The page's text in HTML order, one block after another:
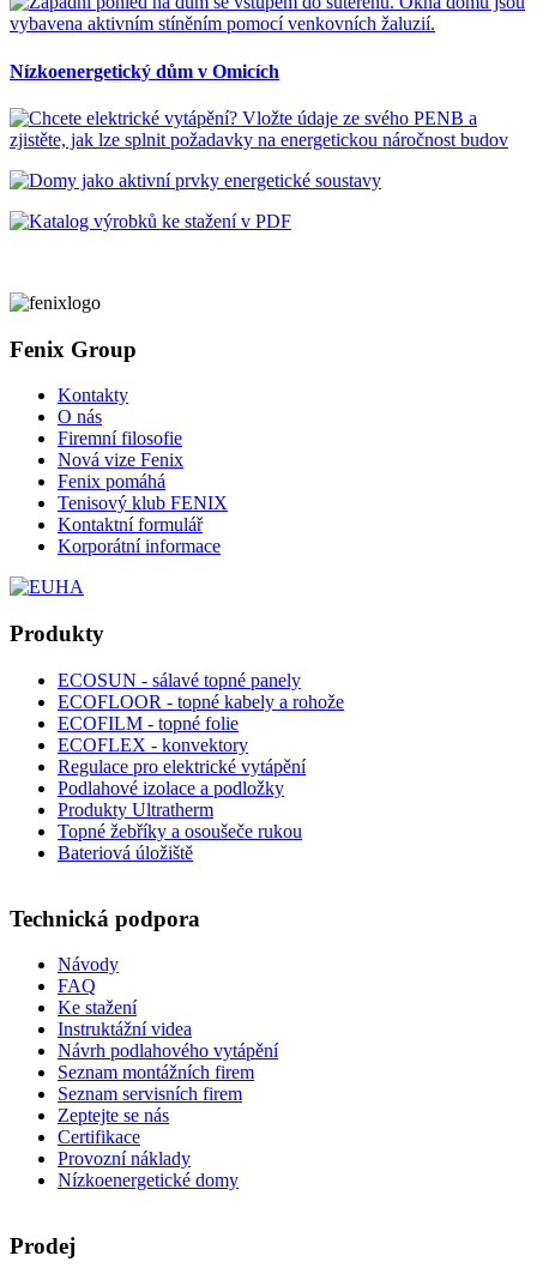
Nízkoenergetický dům v Omicích
Fenix Group
Kontakty
O nás
Firemní filosofie
Nová vize Fenix
Fenix pomáhá
Tenisový klub FENIX
Kontaktní formulář
Korporátní informace
Produkty
ECOSUN - sálavé topné panely
ECOFLOOR - topné kabely a rohože
ECOFILM - topné folie
ECOFLEX - konvektory
Regulace pro elektrické vytápění
Podlahové izolace a podložky
Produkty Ultratherm
Topné žebříky a osoušeče rukou
Bateriová úložiště
Technická podpora
Návody
FAQ
Ke stažení
Instruktážní videa
Návrh podlahového vytápění
Seznam montážních firem
Seznam servisních firem
Zeptejte se nás
Certifikace
Provozní náklady
Nízkoenergetické domy
Prodej